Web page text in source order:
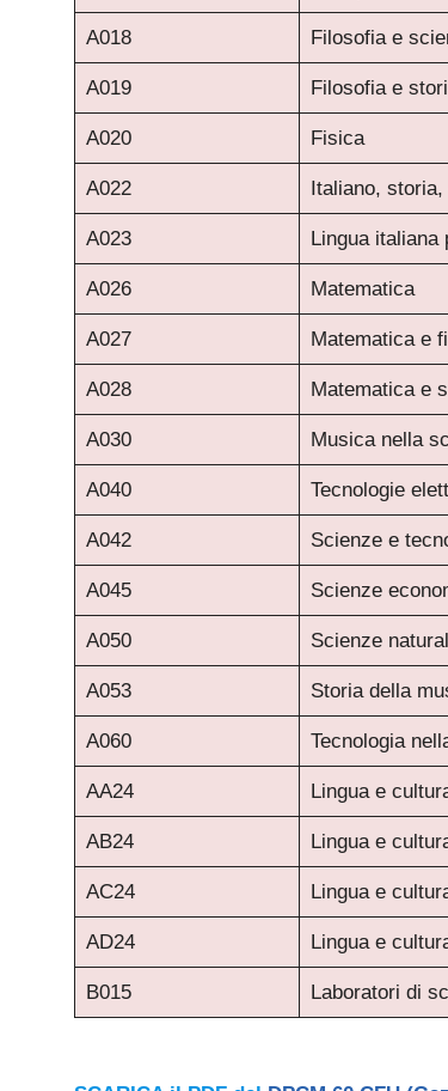
A018 Filosofia e
A019 Filosofia e
A020 Fisica
A022 Italiano,
A023 Lingua
A026 Matematica
A027 Matematica e
A028 Matematica e
A030 Musica nella
A040 Tecnologie
A042 Scienze e
A045 Scienze
A050 Scienze
A053 Storia della
A060 Tecnologia
AA24 Lingua e
AB24 Lingua e
AC24 Lingua e
AD24 Lingua e
B015 Laboratori di